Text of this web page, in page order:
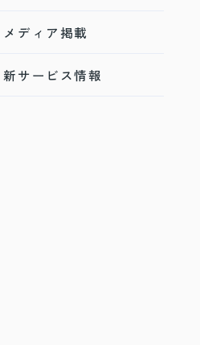
メディア掲載
新サービス情報